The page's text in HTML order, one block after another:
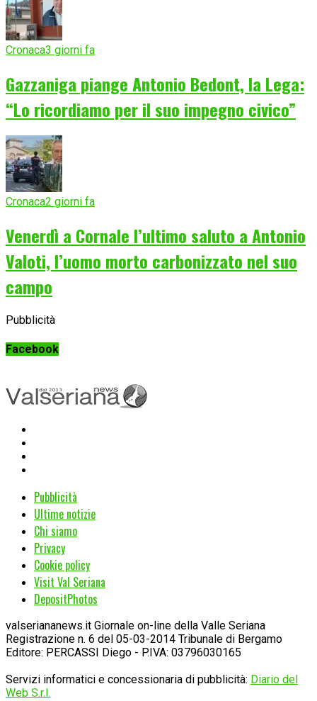
Cronaca3 giorni fa
Gazzaniga piange Antonio Bedont, la Lega:
“Lo ricordiamo per il suo impegno civico”
Cronaca2 giorni fa
Venerdì a Cornale l’ultimo saluto a Antonio
Valoti, l’uomo morto carbonizzato nel suo
campo
Pubblicità
Facebook
Pubblicità
Ultime notizie
Chi siamo
Privacy
Cookie policy
Visit Val Seriana
DepositPhotos
valseriananews.it Giornale on-line della Valle Seriana
Registrazione n. 6 del 05-03-2014 Tribunale di Bergamo
Editore: PERCASSI Diego - P.IVA: 03796030165
Servizi informatici e concessionaria di pubblicità: Diario del
Web S.r.l.